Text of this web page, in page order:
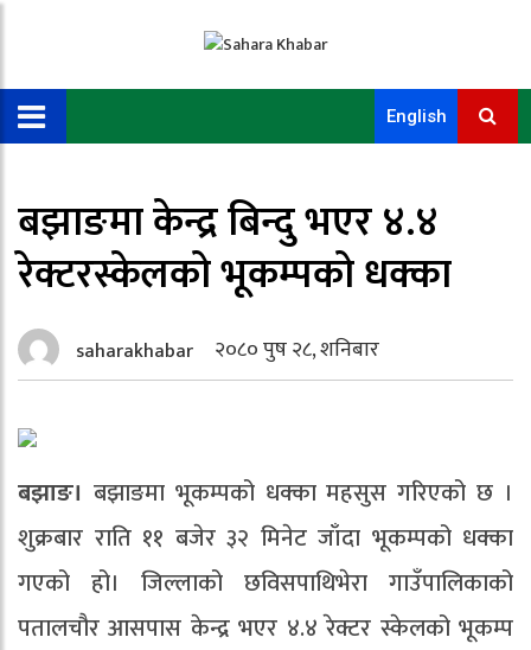
English
बझाङमा केन्द्र बिन्दु भएर ४.४
रेक्टरस्केलको भूकम्पको धक्का
saharakhabar २०८० पुष २८, शनिबार
बझाङ। बझाङमा भूकम्पको धक्का महसुस गरिएको छ ।
शुक्रबार राति ११ बजेर ३२ मिनेट जाँदा भूकम्पको धक्का
गएको हो। जिल्लाको छविसपाथिभेरा गाउँपालिकाको
पतालचौर आसपास केन्द्र भएर ४.४ रेक्टर स्केलको भूकम्प